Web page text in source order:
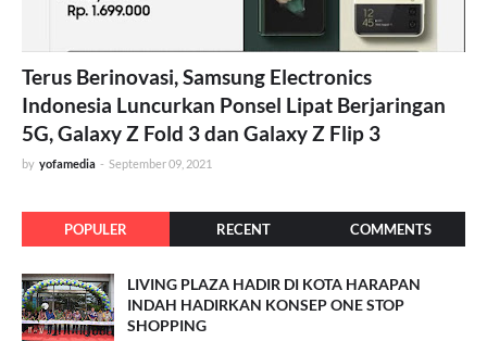
Terus Berinovasi, Samsung Electronics
Indonesia Luncurkan Ponsel Lipat Berjaringan
5G, Galaxy Z Fold 3 dan Galaxy Z Flip 3
by yofamedia - September 09, 2021
POPULER RECENT COMMENTS
LIVING PLAZA HADIR DI KOTA HARAPAN
INDAH HADIRKAN KONSEP ONE STOP
SHOPPING